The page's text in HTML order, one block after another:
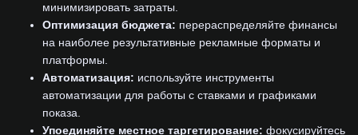
минимизировать затраты.
Оптимизация бюджета: перераспределяйте финансы
на наиболее результативные рекламные форматы и
платформы.
Автоматизация: используйте инструменты
автоматизации для работы с ставками и графиками
показа.
Упоединяйте местное таргетирование: фокусируйтесь